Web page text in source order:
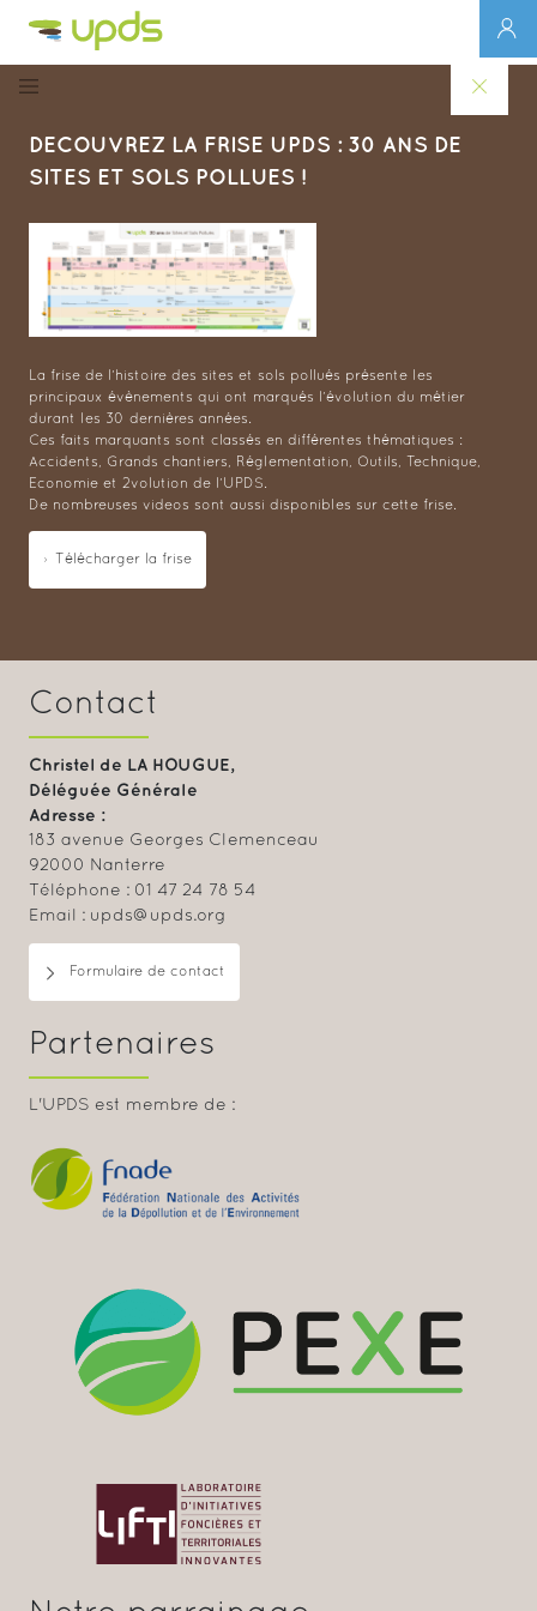
DECOUVREZ LA FRISE UPDS : 30 ANS DE
SITES ET SOLS POLLUES !
La frise de l’histoire des sites et sols pollués présente les
principaux évènements qui ont marqués l’évolution du métier
durant les 30 dernières années.
Ces faits marquants sont classés en différentes thématiques :
Accidents, Grands chantiers, Réglementation, Outils, Technique,
Economie et 2volution de l’UPDS.
De nombreuses videos sont aussi disponibles sur cette frise.
Télécharger la frise
Contact
Christel de LA HOUGUE,
Déléguée Générale
Adresse :
183 avenue Georges Clemenceau
92000 Nanterre
Téléphone : 01 47 24 78 54
Email : upds@upds.org
Formulaire de contact
Partenaires
L'UPDS est membre de :